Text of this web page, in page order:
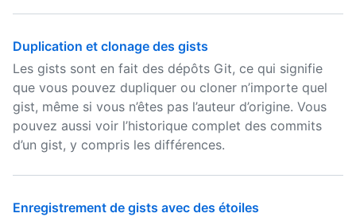
Duplication et clonage des gists
Les gists sont en fait des dépôts Git, ce qui signifie
que vous pouvez dupliquer ou cloner n’importe quel
gist, même si vous n’êtes pas l’auteur d’origine. Vous
pouvez aussi voir l’historique complet des commits
d’un gist, y compris les différences.
Enregistrement de gists avec des étoiles